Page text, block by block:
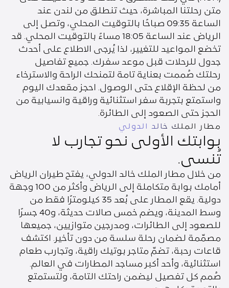
متن رحلتنا المباشرة، حيث تنطلق من لندن عند
الساعة 09:35 صباحًا بالتوقيت المحلي، وتصل إلى
الرياض عند الساعة 18:05 مساءً بالتوقيت المحلي. قد
تخضع المواعيد للتغيير، لذا يُرجى الاطلاع على أحدث
جدول للرحلات قبل موعد سفرك. جميع تفاصيل
رحلتك صُممت بعناية تامة لتمنحك الراحة والاسترخاء
من لحظة الإقلاع حتى الوصول. احجز مقعدك اليوم
واستمتع بتجربة سفر استثنائية وراقية وانسيابية من
الحجز حتى الصعود إلى الطائرة.
مطار الملك خالد الدولي
بوابتك الأولى نحو تجارب لا
تُنسى.
من خلال مطار الملك خالد الدولي، يفتح طيران الرياض
أمامك بوابة متكاملة إلى الرياض وأكثر من 100 وجهة
دولية. يقع المطار على بُعد 35 كيلومترًا فقط من
وسط المدينة، ويضم خمس صالات حديثة، و40 جسرًا
للصعود إلى الطائرات، ومدرجين متوازيين، جميعها
مصمّمة لضمان رحلة سلسة من دون تأخير. اكتشف
قاعات رحبة، تضمّ متاجر بوتيك راقية، وتجارب طعام
استثنائية، وأحد أكبر مساجد المطارات في العالم.
صُمم كل تفصيل ليضمن راحتك التامة، ولتستمتع